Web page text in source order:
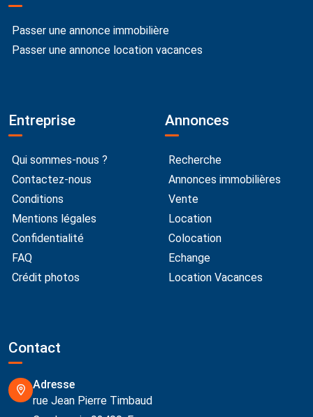
Passer une annonce immobilière
Passer une annonce location vacances
Entreprise
Qui sommes-nous ?
Contactez-nous
Conditions
Mentions légales
Confidentialité
FAQ
Crédit photos
Annonces
Recherche
Annonces immobilières
Vente
Location
Colocation
Echange
Location Vacances
Contact
Adresse
rue Jean Pierre Timbaud